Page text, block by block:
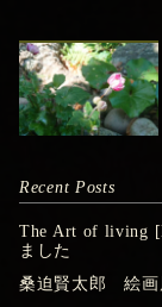
Recent Posts
The Art of living
ました
桑迫賢太郎 絵画